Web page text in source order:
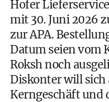
Hofer
mit 30. Juni 2026
zur APA.
Datum seien vom
Roksh noch
Diskonter will sich
Kerngeschäft und